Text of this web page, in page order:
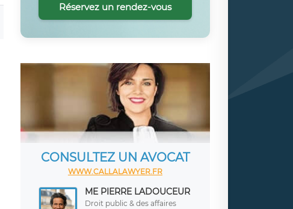
Réservez un rendez-vous
CONSULTEZ UN AVOCAT
WWW.CALLALAWYER.FR
ME PIERRE LADOUCEUR
Droit public & des affaires